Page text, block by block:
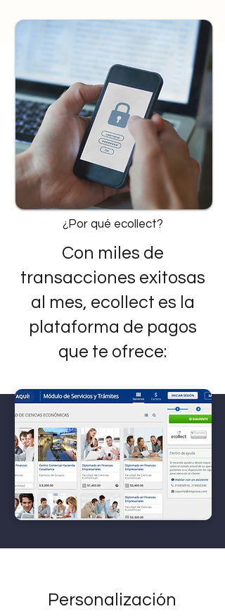
¿Por qué ecollect?
Con miles de
transacciones exitosas
al mes, ecollect es la
plataforma de pagos
que te ofrece:
Personalización